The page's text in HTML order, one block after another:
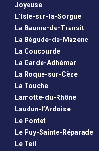
Joyeuse
L’Isle-sur-la-Sorgue
La Baume-de-Transit
La Bégude-de-Mazenc
La Coucourde
La Garde-Adhémar
La Roque-sur-Cèze
La Touche
Lamotte-du-Rhône
Laudun-l’Ardoise
Le Pontet
Le Puy-Sainte-Réparade
Le Teil